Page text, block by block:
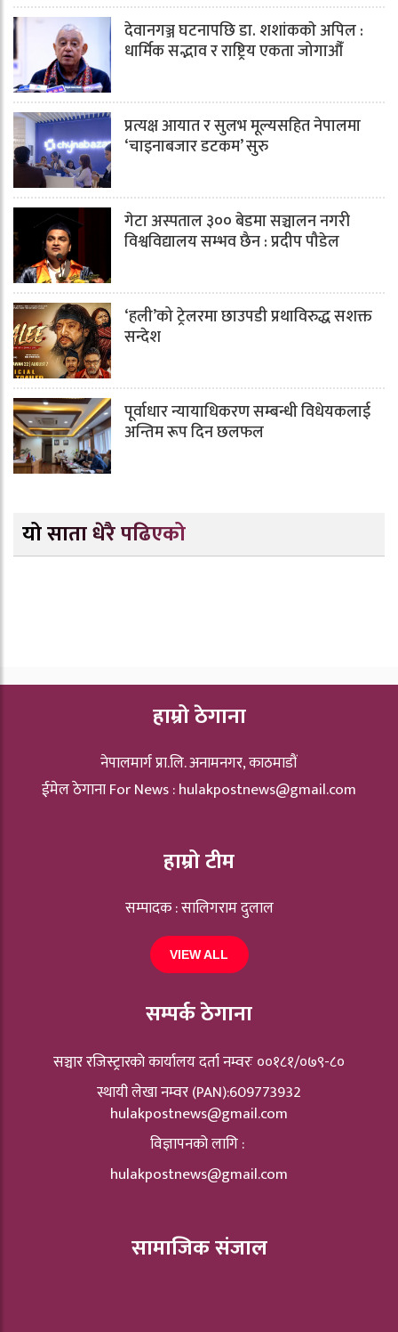
देवानगञ्ज घटनापछि डा. शशांककाे अपिल :
धार्मिक सद्भाव र राष्ट्रिय एकता जोगाऔँ
प्रत्यक्ष आयात र सुलभ मूल्यसहित नेपालमा
‘चाइनाबजार डटकम’ सुरु
गेटा अस्पताल ३०० बेडमा सञ्चालन नगरी
विश्वविद्यालय सम्भव छैन : प्रदीप पौडेल
‘हली’को ट्रेलरमा छाउपडी प्रथाविरुद्ध सशक्त
सन्देश
पूर्वाधार न्यायाधिकरण सम्बन्धी विधेयकलाई
अन्तिम रूप दिन छलफल
यो साता धेरै पढिएको
हाम्रो ठेगाना
नेपालमार्ग प्रा.लि. अनामनगर, काठमाडौं
ईमेल ठेगाना For News :hulakpostnews@gmail.com
हाम्रो टीम
सम्पादक : सालिगराम दुलाल
VIEW ALL
सम्पर्क ठेगाना
सञ्चार रजिस्ट्रारकाे कार्यालय दर्ता नम्वरः ००१८१/०७९-८०
स्थायी लेखा नम्वर (PAN):609773932
hulakpostnews@gmail.com
विज्ञापनको लागि :
hulakpostnews@gmail.com
सामाजिक संजाल